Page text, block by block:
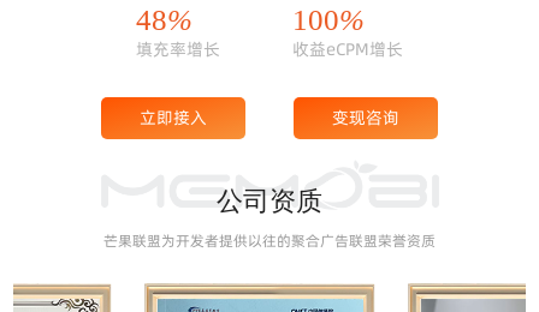
48%
填充率增长
100%
收益eCPM增长
立即接入 变现咨询
公司资质
芒果联盟为开发者提供以往的聚合广告联盟荣誉资质